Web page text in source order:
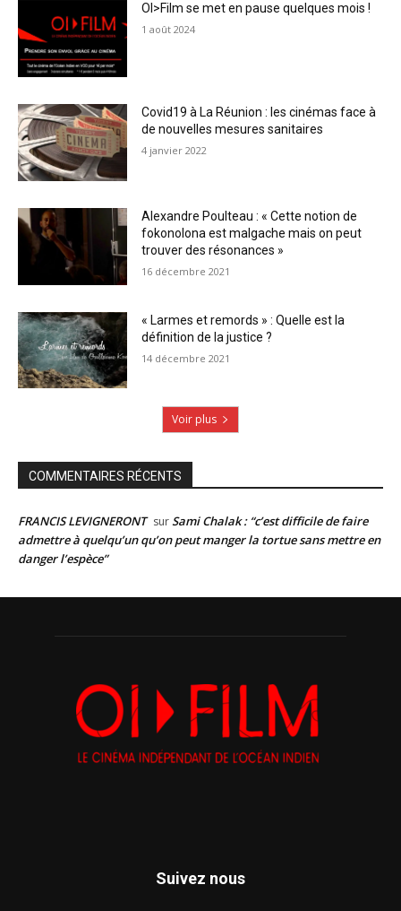
OI>Film se met en pause quelques mois !
1 août 2024
Covid19 à La Réunion : les cinémas face à
de nouvelles mesures sanitaires
4 janvier 2022
Alexandre Poulteau : « Cette notion de
fokonolona est malgache mais on peut
trouver des résonances »
16 décembre 2021
« Larmes et remords » : Quelle est la
définition de la justice ?
14 décembre 2021
Voir plus
COMMENTAIRES RÉCENTS
FRANCIS LEVIGNERONT surSami Chalak : “c’est difficile de faire
admettre à quelqu’un qu’on peut manger la tortue sans mettre en
danger l’espèce”
Suivez nous